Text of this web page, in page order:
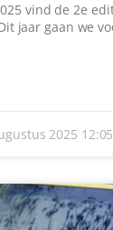
vind de 2e
jaar gaan we
2025 12:05